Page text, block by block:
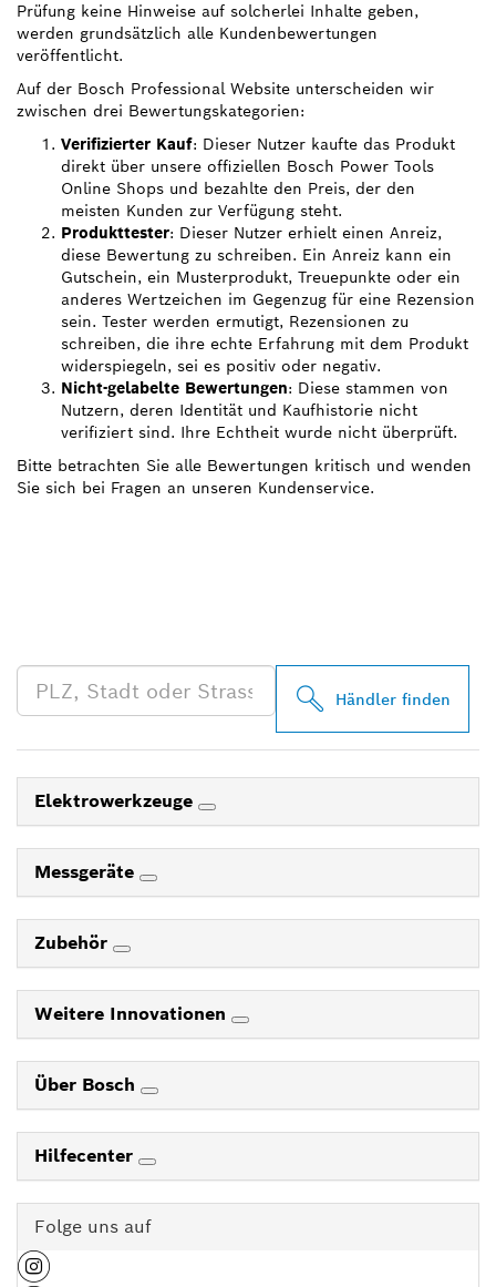
Prüfung keine Hinweise auf solcherlei Inhalte geben,
werden grundsätzlich alle Kundenbewertungen
veröffentlicht.
Auf der Bosch Professional Website unterscheiden wir
zwischen drei Bewertungskategorien:
Verifizierter Kauf: Dieser Nutzer kaufte das Produkt
direkt über unsere offiziellen Bosch Power Tools
Online Shops und bezahlte den Preis, der den
meisten Kunden zur Verfügung steht.
Produkttester: Dieser Nutzer erhielt einen Anreiz,
diese Bewertung zu schreiben. Ein Anreiz kann ein
Gutschein, ein Musterprodukt, Treuepunkte oder ein
anderes Wertzeichen im Gegenzug für eine Rezension
sein. Tester werden ermutigt, Rezensionen zu
schreiben, die ihre echte Erfahrung mit dem Produkt
widerspiegeln, sei es positiv oder negativ.
Nicht-gelabelte Bewertungen: Diese stammen von
Nutzern, deren Identität und Kaufhistorie nicht
verifiziert sind. Ihre Echtheit wurde nicht überprüft.
Bitte betrachten Sie alle Bewertungen kritisch und wenden
Sie sich bei Fragen an unseren Kundenservice.
Händler finden
Elektrowerkzeuge
Messgeräte
Zubehör
Weitere Innovationen
Über Bosch
Hilfecenter
Folge uns auf